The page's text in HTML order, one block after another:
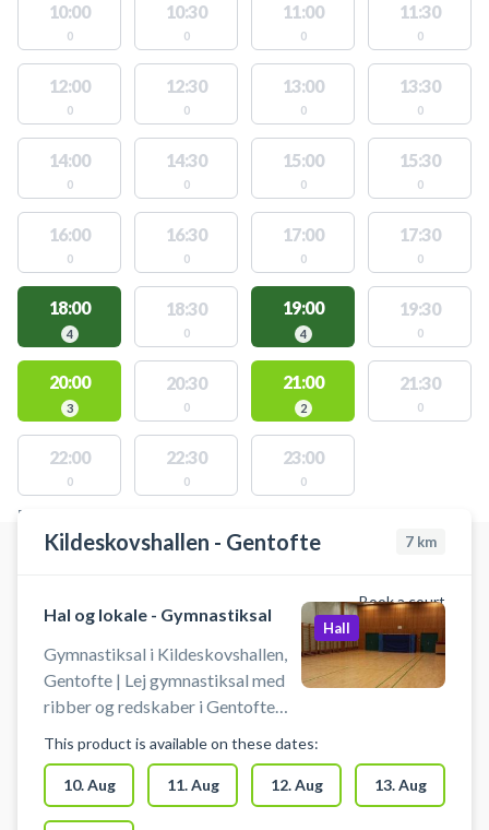
10:00
0
10:30
0
11:00
0
11:30
0
12:00
0
12:30
0
13:00
0
13:30
0
14:00
0
14:30
0
15:00
0
15:30
0
16:00
0
16:30
0
17:00
0
17:30
0
18:00
4
18:30
0
19:00
4
19:30
0
20:00
3
20:30
0
21:00
2
21:30
0
22:00
0
22:30
0
23:00
0
FACILITIES WITH AVAILABLE ACTIVITIES
Kildeskovshallen - Gentofte 7 km
Book a court
Hal og lokale - Gymnastiksal
Gymnastiksal i Kildeskovshallen,
Gentofte | Lej gymnastiksal med
ribber og redskaber i Gentofte
Adolphsvej 25, 2820 Gentofte.
Gymnastiksalen i Kildeskovshallen
kan benyttes til ekstra træning,
Hall
This product is available on these dates:
10. Aug 11. Aug 12. Aug 13. Aug